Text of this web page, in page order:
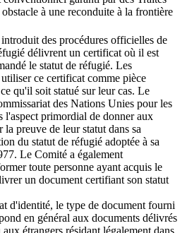
à une reconduite à la frontière
des procédures officielles de
délivrent un certificat où il est
le statut de réfugié. Les
ce certificat comme pièce
qu'il soit statué sur leur cas. Le
des Nations Unies pour les
l'aspect primordial de donner aux
preuve de leur statut dans sa
du statut de réfugié adoptée à sa
Le Comité a également
toute personne ayant acquis le
un document certifiant son statut
d'identité, le type de document fourni
en général aux documents délivrés
étrangers résidant légalement dans